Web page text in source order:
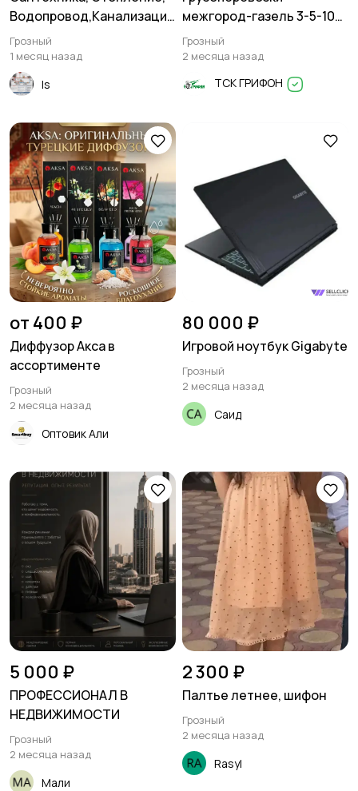
Водопровод,Канализация
,Грозный
1 месяц назад
Is
межгород-газель 3-5-10
тонн
Грозный
2 месяца назад
ТСК ГРИФОН
от 400 ₽
Диффузор Акса в
ассортименте
Грозный
2 месяца назад
Оптовик Али
80 000 ₽
Игровой ноутбук Gigabyte
Грозный
2 месяца назад
Саид
5 000 ₽
ПРОФЕССИОНАЛ В
НЕДВИЖИМОСТИ
Грозный
2 месяца назад
Мали
2 300 ₽
Палтье летнее, шифон
Грозный
2 месяца назад
Rasyl